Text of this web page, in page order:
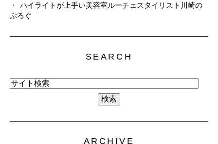
ハイライトが上手い美容室ルーチェスタイリスト川崎の
ぶろぐ
SEARCH
ARCHIVE